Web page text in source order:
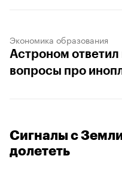
Экономика образования
Астроном
вопросы про
Сигналы с
долететь